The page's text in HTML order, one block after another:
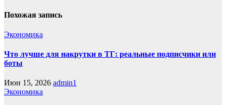
Похожая запись
Экономика
Что лучше для накрутки в ТГ: реальные подписчики или
боты
Июн 15, 2026 admin1
Экономика